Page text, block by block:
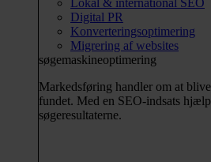
Digital PR
Konverteringsoptimering
Migrering af websites
søgemaskineoptimering
Markedsføring handler om at
fundet. Med en SEO-indsats
søgeresultaterne.